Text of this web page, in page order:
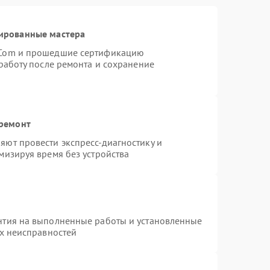
мастера
и прошедшие сертификацию
после ремонта и сохранение
провести экспресс-диагностику и
время без устройства
на выполненные работы и установленные
неисправностей